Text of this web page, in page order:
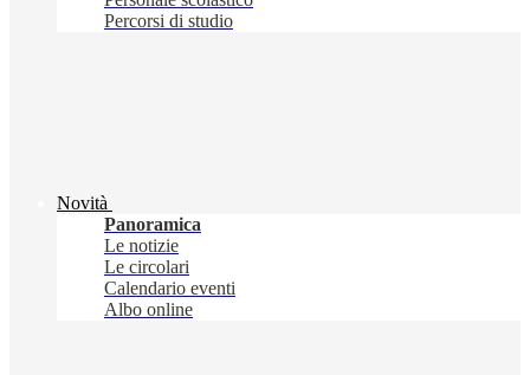
Percorsi di studio
Novità
Panoramica
Le notizie
Le circolari
Calendario eventi
Albo online